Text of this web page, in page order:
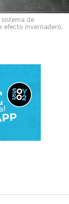
de
efecto invernadero.